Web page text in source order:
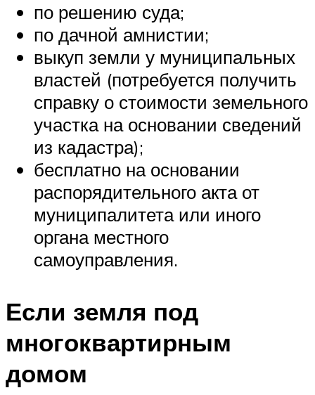
по решению суда;
по дачной амнистии;
выкуп земли у муниципальных
властей (потребуется получить
справку о стоимости земельного
участка на основании сведений
из кадастра);
бесплатно на основании
распорядительного акта от
муниципалитета или иного
органа местного
самоуправления.
Если земля под
многоквартирным
домом